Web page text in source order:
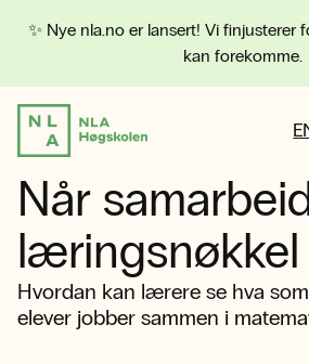
✨ Nye nla.no er lansert! Vi finjusterer
kan forekomme.
Når
læringsnøkkel
Hvordan kan lærere se hva
elever jobber sammen i